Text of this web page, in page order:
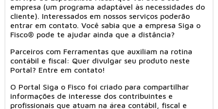
empresa (um programa adaptável às necessidades do
cliente). Interessados em nossos serviços poderão
entrar em contato. Você sabia que a empresa Siga o
Fisco® pode te ajudar ainda que a distância?
Parceiros com Ferramentas que auxiliam na rotina
contábil e fiscal: Quer divulgar seu produto neste
Portal? Entre em contato!
O Portal Siga o Fisco foi criado para compartilhar
informações de interesse dos contribuintes e
profissionais que atuam na área contábil, fiscal e